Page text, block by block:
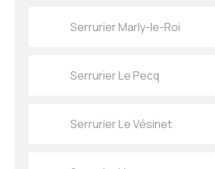
Serrurier Marly-le-Roi
Serrurier Le Pecq
Serrurier Le Vésinet